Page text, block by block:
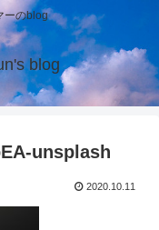
ーのblog
blog
unsplash
2020.10.11